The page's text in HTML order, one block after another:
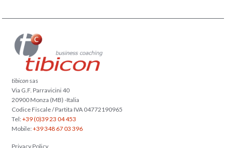
tibicon sas
Via G.F. Parravicini 40
20900 Monza (MB) -Italia
Codice Fiscale / Partita IVA 04772190965
Tel:+39 (0)39 23 04 453
Mobile:+39 348 67 03 396
Privacy Policy